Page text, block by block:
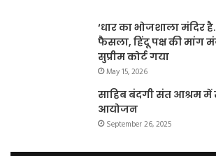
‘धार का भोजशाला मंदिर
फैसला, हिंदू पक्ष की मांग
सुप्रीम कोर्ट गया
May 15, 2026
साहिब बंदगी संत आश्रम में
आयोजन
September 26, 2025